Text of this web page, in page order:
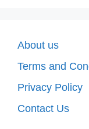
About us
Terms and
Privacy Policy
Contact Us